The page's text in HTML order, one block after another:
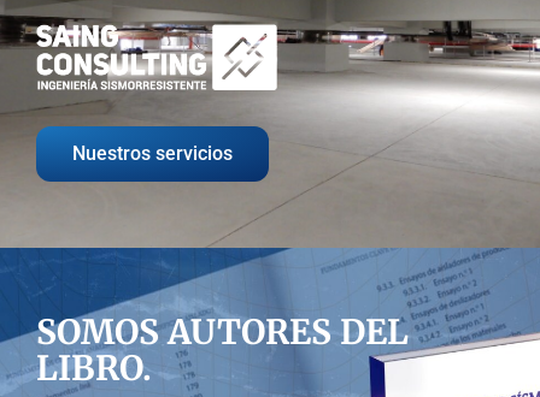
Nuestros servicios
SOMOS AUTORES DEL
LIBRO.